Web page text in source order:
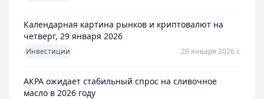
Календарная картина рынков и криптовалют на
четверг, 29 января 2026
Инвестиции 29 января 2026 г.
АКРА ожидает стабильный спрос на сливочное
масло в 2026 году